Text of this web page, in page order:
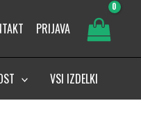
PRIJAVA
VSI IZDELKI